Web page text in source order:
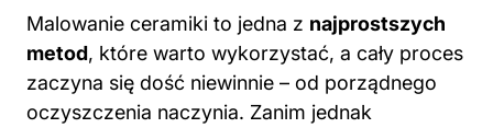
Malowanie ceramiki to jedna z najprostszych
metod, które warto wykorzystać, a cały proces
zaczyna się dość niewinnie – od porządnego
oczyszczenia naczynia. Zanim jednak